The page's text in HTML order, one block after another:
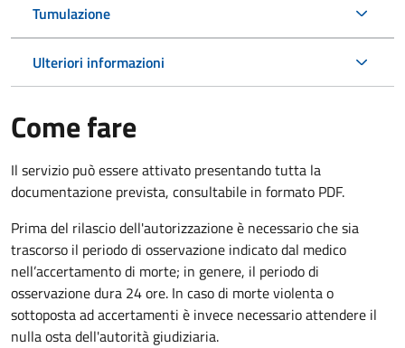
Tumulazione
Ulteriori informazioni
Come fare
Il servizio può essere attivato presentando tutta la
documentazione prevista, consultabile in formato PDF.
Prima del rilascio dell'autorizzazione è necessario che sia
trascorso il periodo di osservazione indicato dal medico
nell’accertamento di morte; in genere, il periodo di
osservazione dura 24 ore. In caso di morte violenta o
sottoposta ad accertamenti è invece necessario attendere il
nulla osta dell'autorità giudiziaria.